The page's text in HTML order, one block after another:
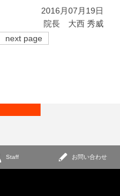
2016月07月19日
院長 大西 秀威
next page
Staff お問い合わせ